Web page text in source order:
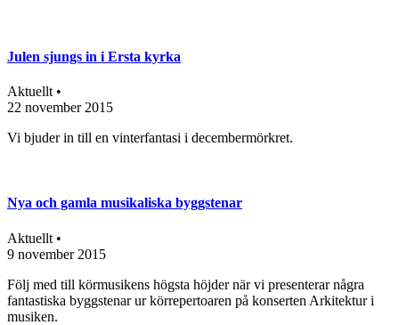
Julen sjungs in i Ersta kyrka
Aktuellt •
22 november 2015
Vi bjuder in till en vinterfantasi i decembermörkret.
Nya och gamla musikaliska byggstenar
Aktuellt •
9 november 2015
Följ med till körmusikens högsta höjder när vi presenterar några
fantastiska byggstenar ur körrepertoaren på konserten Arkitektur i
musiken.